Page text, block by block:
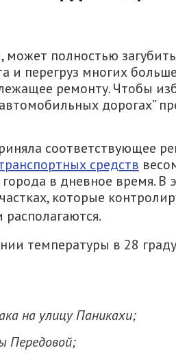
может полностью
и перегруз многих
ремонту. Чтобы
дорогах”
соответствующее
средств
в дневное время. В
которые
располагаются.
температуры в 28
на улицу Паникахи;
Передовой;